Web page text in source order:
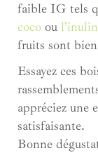
faible IG tels
coco ou
fruits sont
Essayez ces
appréciez une
satisfaisante.
Bonne